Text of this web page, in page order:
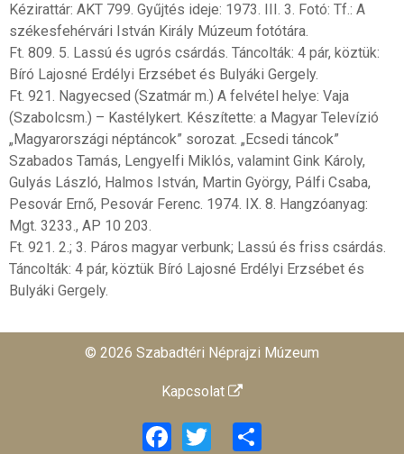
Kézirattár: AKT 799. Gyűjtés ideje: 1973. III. 3. Fotó: Tf.: A
székesfehérvári István Király Múzeum fotótára.
Ft. 809. 5. Lassú és ugrós csárdás. Táncolták: 4 pár, köztük:
Bíró Lajosné Erdélyi Erzsébet és Bulyáki Gergely.
Ft. 921. Nagyecsed (Szatmár m.) A felvétel helye: Vaja
(Szabolcsm.) – Kastélykert. Készítette: a Magyar Televízió
„Magyarországi néptáncok” sorozat. „Ecsedi táncok”
Szabados Tamás, Lengyelfi Miklós, valamint Gink Károly,
Gulyás László, Halmos István, Martin György, Pálfi Csaba,
Pesovár Ernő, Pesovár Ferenc. 1974. IX. 8. Hangzóanyag:
Mgt. 3233., AP 10 203.
Ft. 921. 2.; 3. Páros magyar verbunk; Lassú és friss csárdás.
Táncolták: 4 pár, köztük Bíró Lajosné Erdélyi Erzsébet és
Bulyáki Gergely.
© 2026 Szabadtéri Néprajzi Múzeum
Kapcsolat
Facebook
Twitter